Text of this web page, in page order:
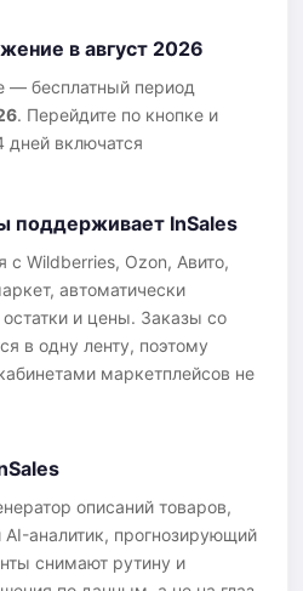
в август 2026
— бесплатный период
. Перейдите по кнопке и
дней включатся
поддерживает InSales
с Wildberries, Ozon, Авито,
автоматически
и цены. Заказы со
в одну ленту, поэтому
маркетплейсов не
описаний товаров,
аналитик, прогнозирующий
снимают рутину и